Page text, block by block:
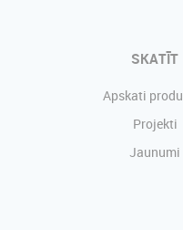
SKATĪT
Apskati
Projekti
Jaunumi